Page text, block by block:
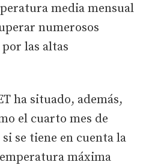
media mensual
numerosos
las altas
ha situado, además,
el cuarto mes de
se tiene en cuenta la
máxima